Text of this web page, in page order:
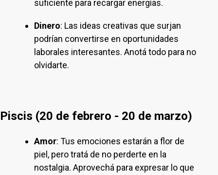
suficiente para recargar energías.
Dinero: Las ideas creativas que surjan
podrían convertirse en oportunidades
laborales interesantes. Anotá todo para no
olvidarte.
Piscis (20 de febrero - 20 de marzo)
Amor: Tus emociones estarán a flor de
piel, pero tratá de no perderte en la
nostalgia. Aprovechá para expresar lo que